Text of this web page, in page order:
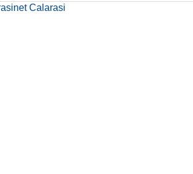
Calarasi